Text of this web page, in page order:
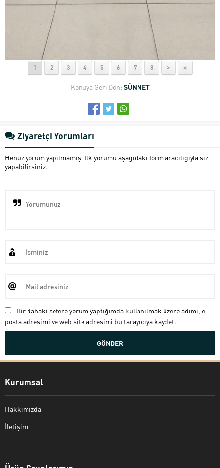
1 2 3 4 5 6 7 8 > »
Konuya Geri Dön: SÜNNET
Ziyaretçi Yorumları
Henüz yorum yapılmamış. İlk yorumu aşağıdaki form aracılığıyla siz
yapabilirsiniz.
Bir dahaki sefere yorum yaptığımda kullanılmak üzere adımı, e-
posta adresimi ve web site adresimi bu tarayıcıya kaydet.
Kurumsal
Hakkımızda
İletişim